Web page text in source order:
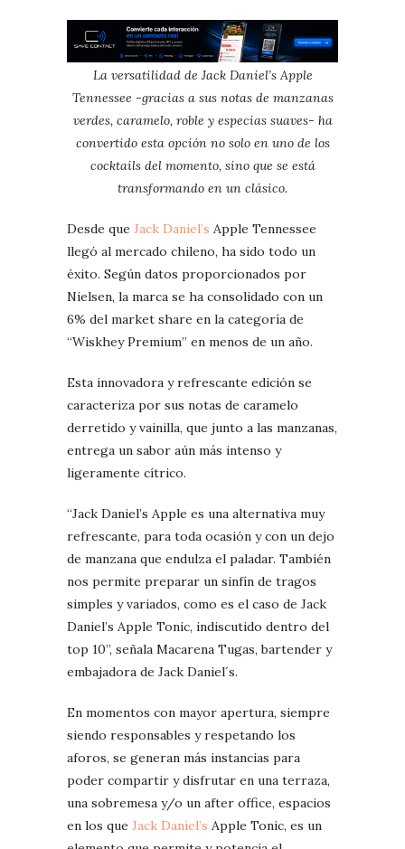
La versatilidad de Jack Daniel’s Apple
Tennessee -gracias a sus notas de manzanas
verdes, caramelo, roble y especias suaves- ha
convertido esta opción no solo en uno de los
cocktails del momento, sino que se está
transformando en un clásico.
Desde que Jack Daniel’s Apple Tennessee
llegó al mercado chileno, ha sido todo un
éxito. Según datos proporcionados por
Nielsen, la marca se ha consolidado con un
6% del market share en la categoría de
“Wiskhey Premium” en menos de un año.
Esta innovadora y refrescante edición se
caracteriza por sus notas de caramelo
derretido y vainilla, que junto a las manzanas,
entrega un sabor aún más intenso y
ligeramente cítrico.
“Jack Daniel’s Apple es una alternativa muy
refrescante, para toda ocasión y con un dejo
de manzana que endulza el paladar. También
nos permite preparar un sinfín de tragos
simples y variados, como es el caso de Jack
Daniel’s Apple Tonic, indiscutido dentro del
top 10”, señala Macarena Tugas, bartender y
embajadora de Jack Daniel´s.
En momentos con mayor apertura, siempre
siendo responsables y respetando los
aforos, se generan más instancias para
poder compartir y disfrutar en una terraza,
una sobremesa y/o un after office, espacios
en los que Jack Daniel’s Apple Tonic, es un